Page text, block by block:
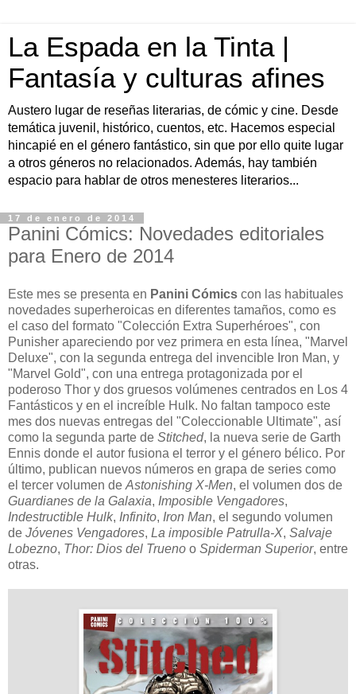
La Espada en la Tinta |
Fantasía y culturas afines
Austero lugar de reseñas literarias, de cómic y cine. Desde
temática juvenil, histórico, cuentos, etc. Hacemos especial
hincapié en el género fantástico, sin que por ello quite lugar
a otros géneros no relacionados. Además, hay también
espacio para hablar de otros menesteres literarios...
17 de enero de 2014
Panini Cómics: Novedades editoriales
para Enero de 2014
Este mes se presenta en Panini Cómics con las habituales
novedades superheroicas en diferentes tamaños, como es
el caso del formato "Colección Extra Superhéroes", con
Punisher apareciendo por vez primera en esta línea, "Marvel
Deluxe", con la segunda entrega del invencible Iron Man, y
"Marvel Gold", con una entrega protagonizada por el
poderoso Thor y dos gruesos volúmenes centrados en Los 4
Fantásticos y en el increíble Hulk. No faltan tampoco este
mes dos nuevas entregas del "Coleccionable Ultimate", así
como la segunda parte de Stitched, la nueva serie de Garth
Ennis donde el autor fusiona el terror y el género bélico. Por
último, publican nuevos números en grapa de series como
el tercer volumen de Astonishing X-Men, el volumen dos de
Guardianes de la Galaxia, Imposible Vengadores,
Indestructible Hulk, Infinito, Iron Man, el segundo volumen
de Jóvenes Vengadores, La imposible Patrulla-X, Salvaje
Lobezno, Thor: Dios del Trueno o Spiderman Superior, entre
otras.